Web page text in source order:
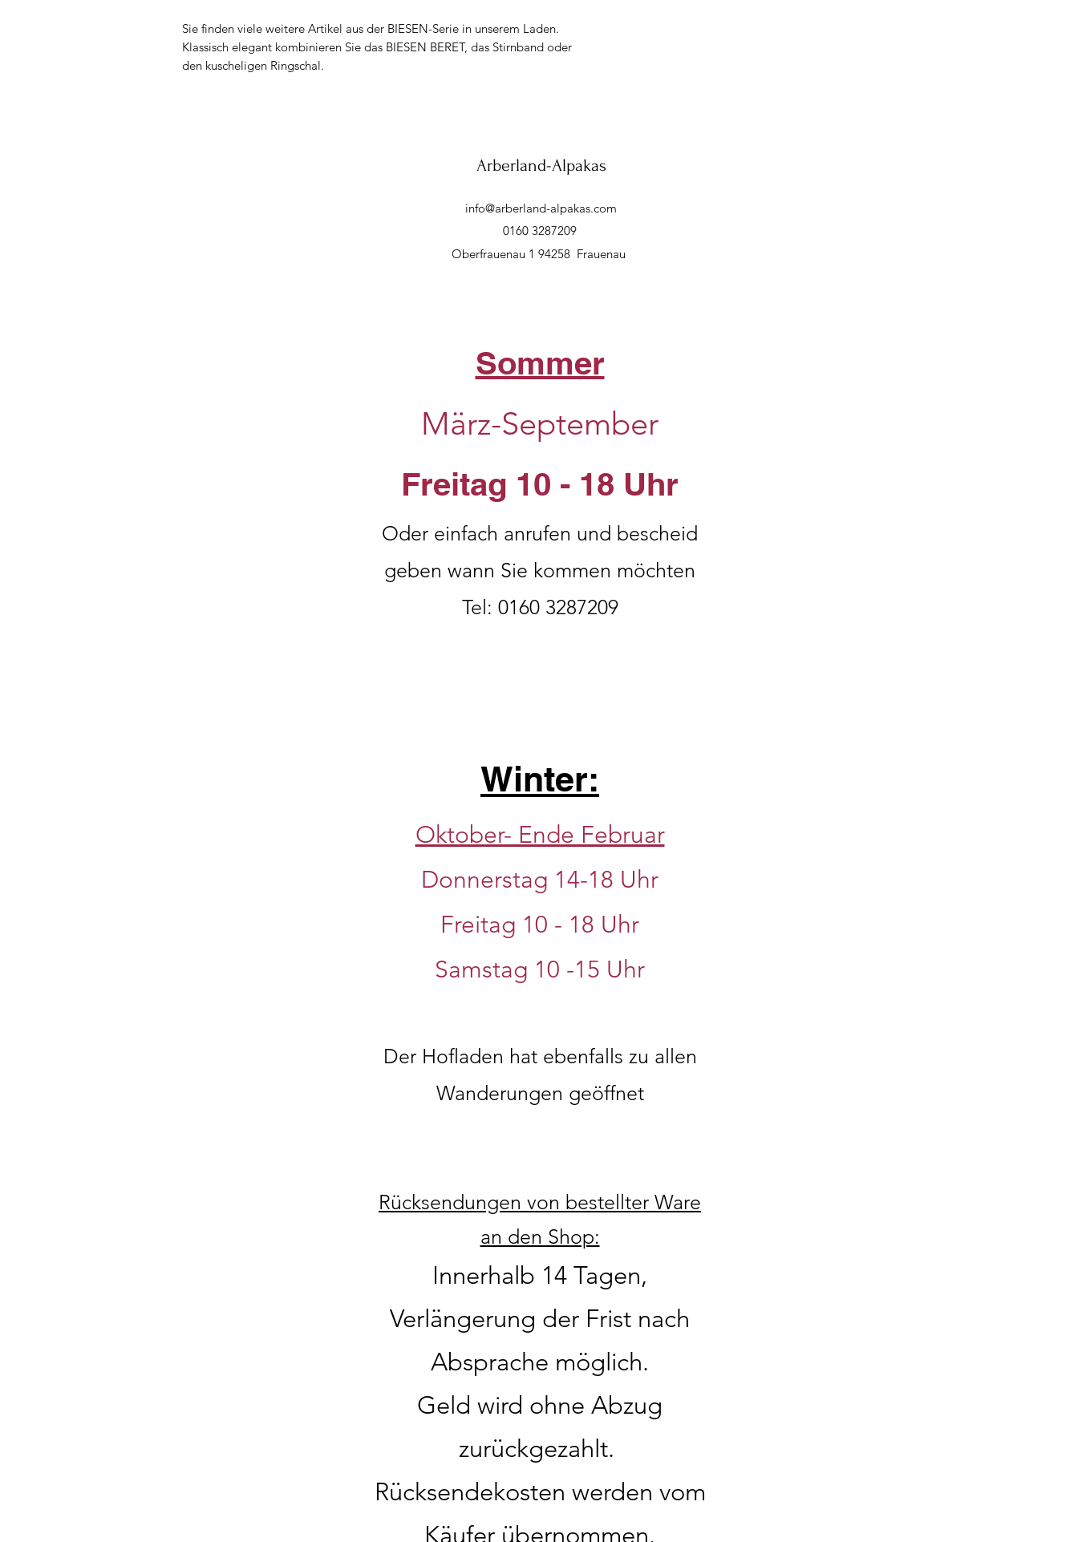
Sie finden viele weitere Artikel aus der BIESEN-Serie in unserem Laden.
Klassisch elegant kombinieren Sie das BIESEN BERET, das Stirnband oder
den kuscheligen Ringschal.
Arberland-Alpakas
info@arberland-alpakas.com
0160 3287209
Oberfrauenau 1 94258 Frauenau
Sommer
März-September
Freitag 10 - 18 Uhr
Oder einfach anrufen und bescheid
geben wann Sie kommen möchten
Tel: 0160 3287209
Winter:
Oktober- Ende Februar
Donnerstag 14-18 Uhr
Freitag 10 - 18 Uhr
Samstag 10 -15 Uhr
Der Hofladen hat ebenfalls zu allen
Wanderungen geöffnet
Rücksendungen von bestellter Ware
an den Shop:
Innerhalb 14 Tagen,
Verlängerung der Frist nach
Absprache möglich.
Geld wird ohne Abzug
zurückgezahlt.
Rücksendekosten werden vom
Käufer übernommen.